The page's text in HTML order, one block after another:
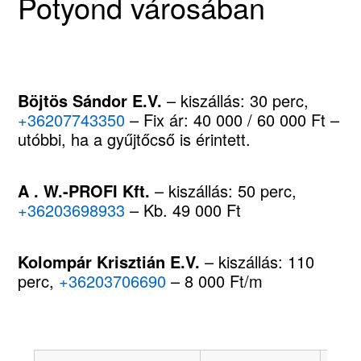
Böjtös Sándor E.V. – kiszállás: 30 perc,
+36207743350 – Fix ár: 40 000 / 60 000 Ft –
utóbbi, ha a gyűjtőcső is érintett.
A . W.-PROFI Kft. – kiszállás: 50 perc,
+36203698933 – Kb. 49 000 Ft
Kolompár Krisztián E.V. – kiszállás: 110
perc, +36203706690 – 8 000 Ft/m